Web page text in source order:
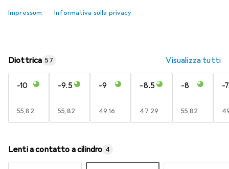
Impressum Informativa sulla privacy
Diottrica 57 Visualizza tutti
-10
EUR
55,82
-9.5
EUR
55,82
-9
EUR
49,16
-8.5
EUR
47,29
-8
EUR
55,82
-
Lenti a contatto a cilindro 4